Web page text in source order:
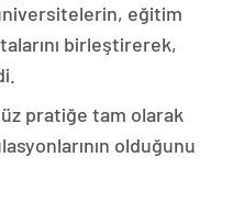
eğitim
birleştirerek,
pratiğe tam olarak
olduğunu